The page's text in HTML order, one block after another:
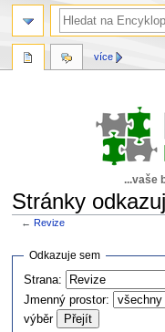
...vaše
Stránky
← Revize
Skočit
navigaci
Skočit
vyhledávání
Odkazuje sem
Strana:
Jmenný prostor:
výběr
více